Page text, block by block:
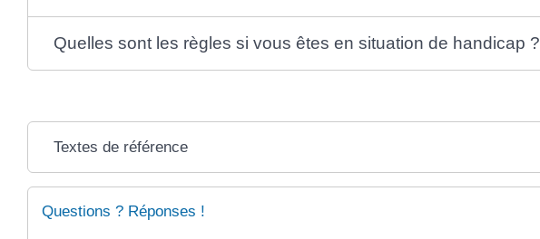
Quelles sont les règles si vous êtes en situation de handicap ?
Textes de référence
Questions ? Réponses !